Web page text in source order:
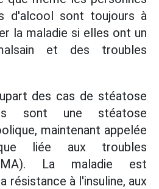
d'alcool sont toujours à
la maladie si elles ont un
et des troubles
des cas de stéatose
sont une stéatose
maintenant appelée
liée aux troubles
La maladie est
résistance à l'insuline, aux